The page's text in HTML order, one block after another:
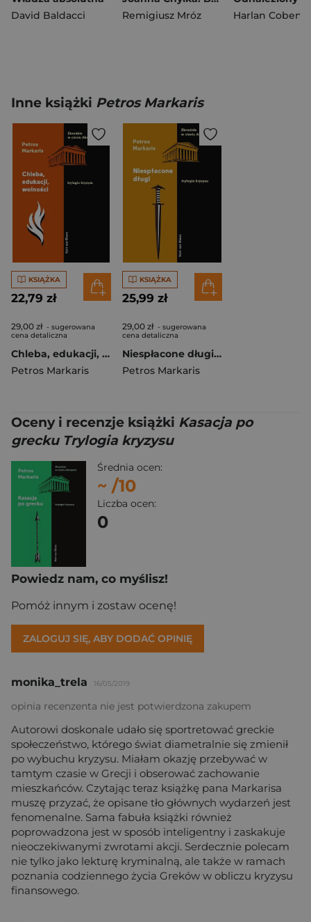
David Baldacci
Remigiusz Mróz
Harlan Coben
Inne książki Petros Markaris
KSIĄŻKA
22,79 zł
29,00 zł - sugerowana
cena detaliczna
Chleba, edukacji, wolności Trylogia kryzysu. Tom 3
Petros Markaris
KSIĄŻKA
25,99 zł
29,00 zł - sugerowana
cena detaliczna
Niespłacone długi Trylogia kryzysu
Petros Markaris
Oceny i recenzje książki Kasacja po
grecku Trylogia kryzysu
Średnia ocen:
~ /10
Liczba ocen:
0
Powiedz nam, co myślisz!
Pomóż innym i zostaw ocenę!
ZALOGUJ SIĘ, ABY DODAĆ OPINIĘ
monika_trela 16/05/2019
opinia recenzenta nie jest potwierdzona zakupem
Autorowi doskonale udało się sportretować greckie
społeczeństwo, którego świat diametralnie się zmienił
po wybuchu kryzysu. Miałam okazję przebywać w
tamtym czasie w Grecji i obserować zachowanie
mieszkańców. Czytając teraz książkę pana Markarisa
muszę przyzać, że opisane tło głównych wydarzeń jest
fenomenalne. Sama fabuła książki również
poprowadzona jest w sposób inteligentny i zaskakuje
nieoczekiwanymi zwrotami akcji. Serdecznie polecam
nie tylko jako lekturę kryminalną, ale także w ramach
poznania codziennego życia Greków w obliczu kryzysu
finansowego.